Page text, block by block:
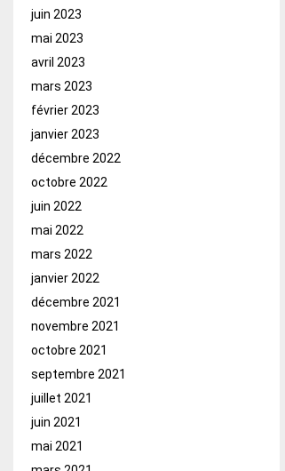
juin 2023
mai 2023
avril 2023
mars 2023
février 2023
janvier 2023
décembre 2022
octobre 2022
juin 2022
mai 2022
mars 2022
janvier 2022
décembre 2021
novembre 2021
octobre 2021
septembre 2021
juillet 2021
juin 2021
mai 2021